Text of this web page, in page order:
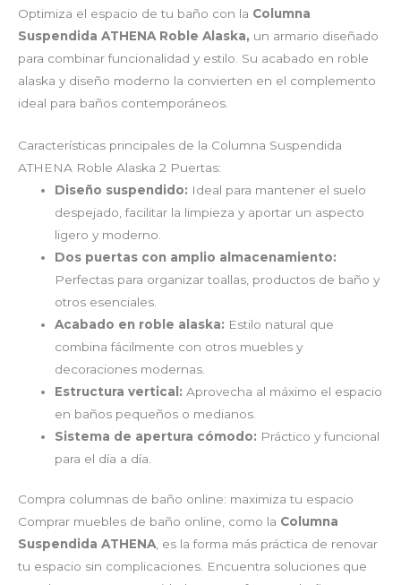
Optimiza el espacio de tu baño con la Columna
Suspendida ATHENA Roble Alaska, un armario diseñado
para combinar funcionalidad y estilo. Su acabado en roble
alaska y diseño moderno la convierten en el complemento
ideal para baños contemporáneos.
Características principales de la Columna Suspendida
ATHENA Roble Alaska 2 Puertas:
Diseño suspendido: Ideal para mantener el suelo
despejado, facilitar la limpieza y aportar un aspecto
ligero y moderno.
Dos puertas con amplio almacenamiento:
Perfectas para organizar toallas, productos de baño y
otros esenciales.
Acabado en roble alaska: Estilo natural que
combina fácilmente con otros muebles y
decoraciones modernas.
Estructura vertical: Aprovecha al máximo el espacio
en baños pequeños o medianos.
Sistema de apertura cómodo: Práctico y funcional
para el día a día.
Compra columnas de baño online: maximiza tu espacio
Comprar muebles de baño online, como la Columna
Suspendida ATHENA , es la forma más práctica de renovar
tu espacio sin complicaciones. Encuentra soluciones que